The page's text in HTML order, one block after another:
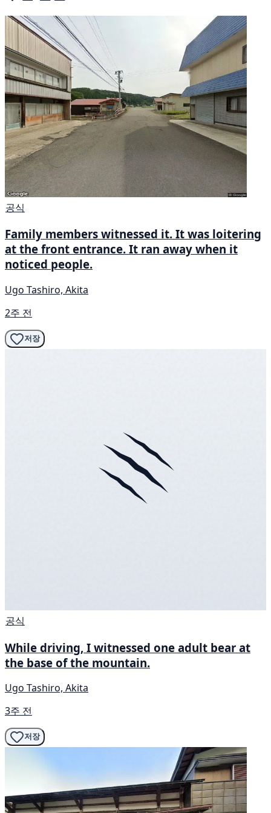
공식
Family members witnessed it. It was loitering
at the front entrance. It ran away when it
noticed people.
Ugo Tashiro, Akita
2주 전
저장
공식
While driving, I witnessed one adult bear at
the base of the mountain.
Ugo Tashiro, Akita
3주 전
저장